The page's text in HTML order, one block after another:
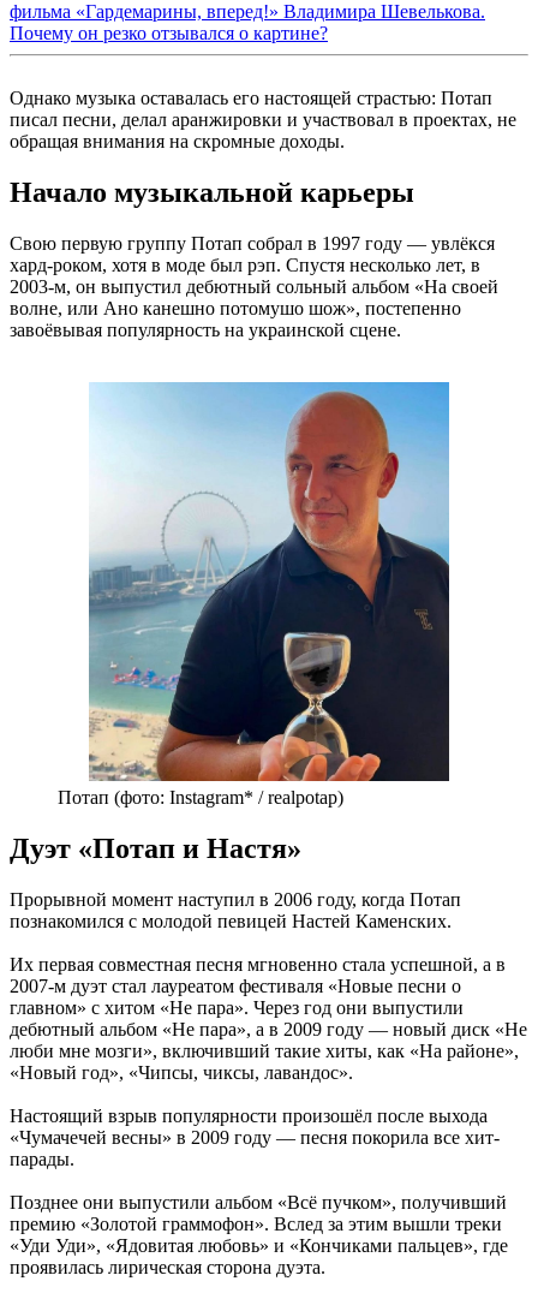
фильма «Гардемарины, вперед!» Владимира Шевелькова.
Почему он резко отзывался о картине?
Однако музыка оставалась его настоящей страстью: Потап
писал песни, делал аранжировки и участвовал в проектах, не
обращая внимания на скромные доходы.
Начало музыкальной карьеры
Свою первую группу Потап собрал в 1997 году — увлёкся
хард-роком, хотя в моде был рэп. Спустя несколько лет, в
2003-м, он выпустил дебютный сольный альбом «На своей
волне, или Ано канешно потомушо шож», постепенно
завоёвывая популярность на украинской сцене.
Потап (фото: Instagram* / realpotap)
Дуэт «Потап и Настя»
Прорывной момент наступил в 2006 году, когда Потап
познакомился с молодой певицей Настей Каменских.
Их первая совместная песня мгновенно стала успешной, а в
2007-м дуэт стал лауреатом фестиваля «Новые песни о
главном» с хитом «Не пара». Через год они выпустили
дебютный альбом «Не пара», а в 2009 году — новый диск «Не
люби мне мозги», включивший такие хиты, как «На районе»,
«Новый год», «Чипсы, чиксы, лавандос».
Настоящий взрыв популярности произошёл после выхода
«Чумачечей весны» в 2009 году — песня покорила все хит-
парады.
Позднее они выпустили альбом «Всё пучком», получивший
премию «Золотой граммофон». Вслед за этим вышли треки
«Уди Уди», «Ядовитая любовь» и «Кончиками пальцев», где
проявилась лирическая сторона дуэта.